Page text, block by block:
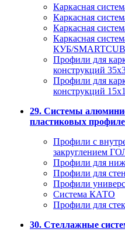
Каркасная
Каркасная
Каркасная
Каркасная
КУБ/
Профили для
конструкций
Профили для
конструкций
29. Системы
пластиковых
Профили с
закруглением
Профили для
Профили для
Профили
Система КАТО
Профили для
30. Стеллажные